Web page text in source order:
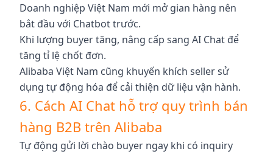
Doanh nghiệp Việt Nam mới mở gian hàng nên
bắt đầu với Chatbot trước.
Khi lượng buyer tăng, nâng cấp sang AI Chat để
tăng tỉ lệ chốt đơn.
Alibaba Việt Nam cũng khuyến khích seller sử
dụng tự động hóa để cải thiện dữ liệu vận hành.
6. Cách AI Chat hỗ trợ quy trình bán
hàng B2B trên Alibaba
Tự động gửi lời chào buyer ngay khi có inquiry